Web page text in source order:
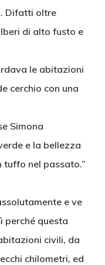
Difatti oltre
di alto fusto e
le abitazioni
cerchio con una
Simona
e la bellezza
tuffo nel passato.”
e ve
perché questa
civili, da
chilometri, ed